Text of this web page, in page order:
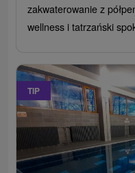
zakwaterowanie z
wellness i tatrzański
TIP